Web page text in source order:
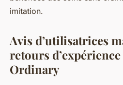
imitation.
Avis d’utilisatrices
retours
Ordinary